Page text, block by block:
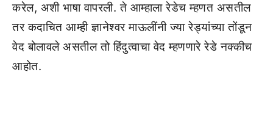
करेल, अशी भाषा वापरली. ते आम्हाला रेडेच म्हणत असतील
तर कदाचित आम्ही ज्ञानेश्वर माऊलींनी ज्या रेड्यांच्या तोंडून
वेद बोलावले असतील तो हिंदुत्वाचा वेद म्हणणारे रेडे नक्कीच
आहोत.